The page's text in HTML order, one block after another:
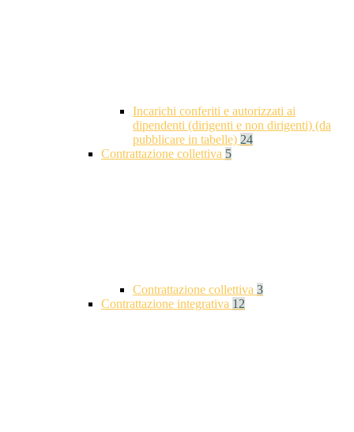
Incarichi conferiti e autorizzati ai
dipendenti (dirigenti e non dirigenti) (da
pubblicare in tabelle) 24
Contrattazione collettiva 5
Contrattazione collettiva 3
Contrattazione integrativa 12